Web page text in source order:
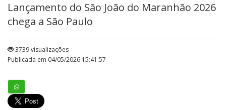
Lançamento do São João do Maranhão 2026
chega a São Paulo
3739 visualizações
Publicada em 04/05/2026 15:41:57